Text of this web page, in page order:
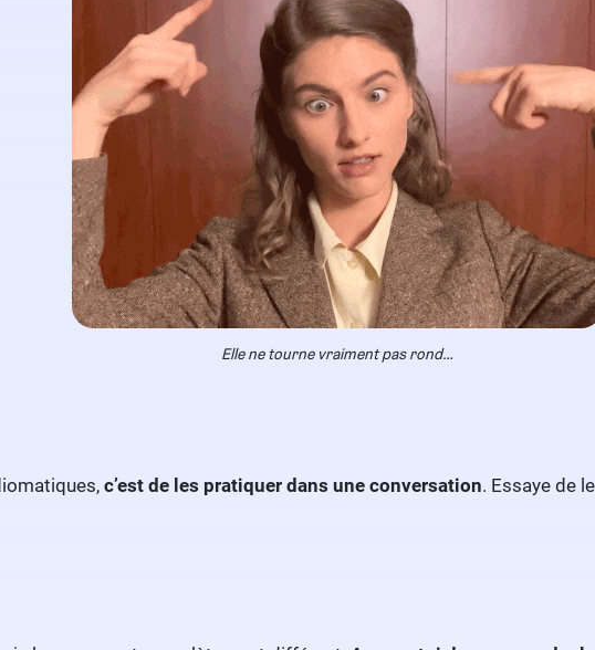
Elle ne tourne vraiment pas rond…
c’est de les pratiquer dans une conversation. Essaye de